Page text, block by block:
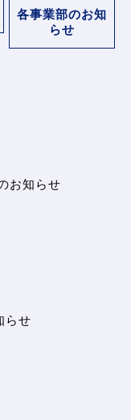
各事業部のお知
らせ
お知らせ
らせ